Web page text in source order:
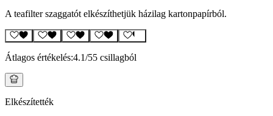
A teafilter szaggatót elkészíthetjük házilag kartonpapírból.
Átlagos értékelés:4.1/55 csillagból
Elkészítették